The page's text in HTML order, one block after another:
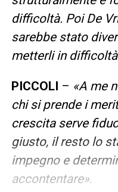
difficoltà. Poi De
sarebbe stato
metterli in
PICCOLI – «A me
chi si prende i
crescita serve
giusto, il resto lo
impegno e
accontentare».